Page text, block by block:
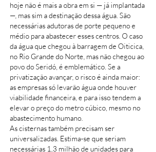
hoje não é mais a obra em si — já implantada
—, mas sim a destinação dessa água. São
necessárias adutoras de porte pequeno e
médio para abastecer esses centros. O caso
da água que chegou à barragem de Oiticica,
no Rio Grande do Norte, mas não chegou ao
povo do Seridó, é emblemático. Se a
privatização avançar, o risco é ainda maior:
as empresas só levarão água onde houver
viabilidade financeira, e para isso tendem a
elevar o preço do metro cúbico, mesmo no
abastecimento humano.
As cisternas também precisam ser
universalizadas. Estima-se que seriam
necessárias 1,3 milhão de unidades para